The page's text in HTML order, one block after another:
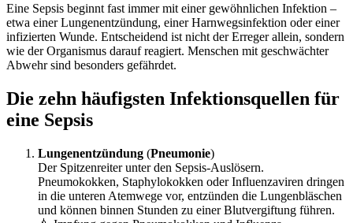
Eine Sepsis beginnt fast immer mit einer gewöhnlichen Infektion –
etwa einer Lungenentzündung, einer Harnwegsinfektion oder einer
infizierten Wunde. Entscheidend ist nicht der Erreger allein, sondern
wie der Organismus darauf reagiert. Menschen mit geschwächter
Abwehr sind besonders gefährdet.
Die zehn häufigsten Infektionsquellen für
eine Sepsis
Lungenentzündung (Pneumonie)
Der Spitzenreiter unter den Sepsis-Auslösern.
Pneumokokken, Staphylokokken oder Influenzaviren dringen
in die unteren Atemwege vor, entzünden die Lungenbläschen
und können binnen Stunden zu einer Blutvergiftung führen.